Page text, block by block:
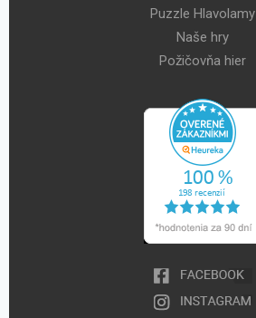
Puzzle Hlavolamy
Naše hry
Požičovňa hier